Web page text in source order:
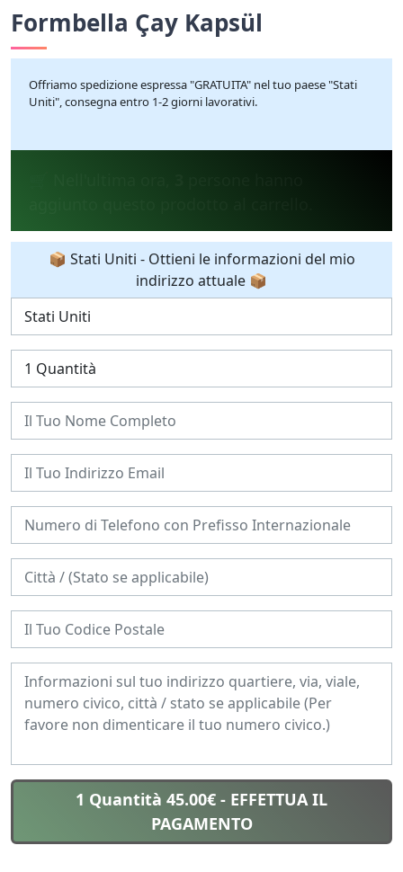
Formbella Çay Kapsül
Offriamo spedizione espressa "GRATUITA" nel tuo paese "Stati
Uniti", consegna entro 1-2 giorni lavorativi.
📦 Stati Uniti - Ottieni le informazioni del mio
indirizzo attuale 📦
1 Quantità 45.00€ - EFFETTUA IL
PAGAMENTO